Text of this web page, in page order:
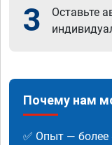
3
Оставьте
Почему нам
✅ Опыт — более